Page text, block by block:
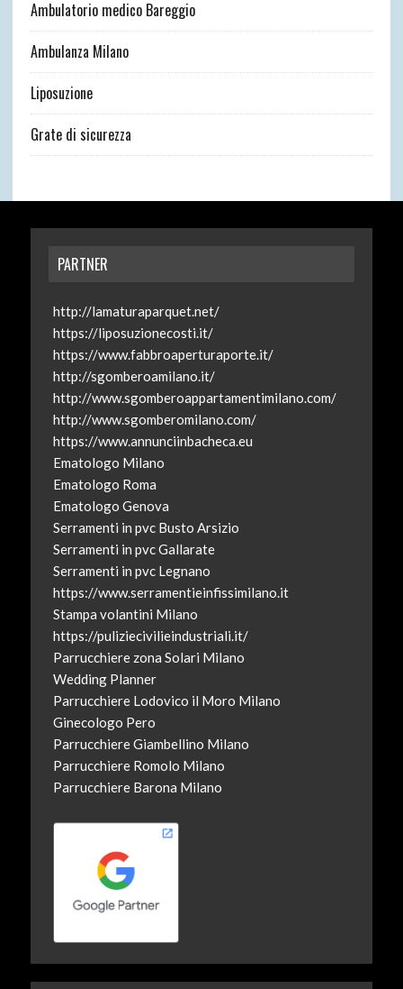
Ambulatorio medico Bareggio
Ambulanza Milano
Liposuzione
Grate di sicurezza
PARTNER
http://lamaturaparquet.net/
https://liposuzionecosti.it/
https://www.fabbroaperturaporte.it/
http://sgomberoamilano.it/
http://www.sgomberoappartamentimilano.com/
http://www.sgomberomilano.com/
https://www.annunciinbacheca.eu
Ematologo Milano
Ematologo Roma
Ematologo Genova
Serramenti in pvc Busto Arsizio
Serramenti in pvc Gallarate
Serramenti in pvc Legnano
https://www.serramentieinfissimilano.it
Stampa volantini Milano
https://puliziecivilieindustriali.it/
Parrucchiere zona Solari Milano
Wedding Planner
Parrucchiere Lodovico il Moro Milano
Ginecologo Pero
Parrucchiere Giambellino Milano
Parrucchiere Romolo Milano
Parrucchiere Barona Milano